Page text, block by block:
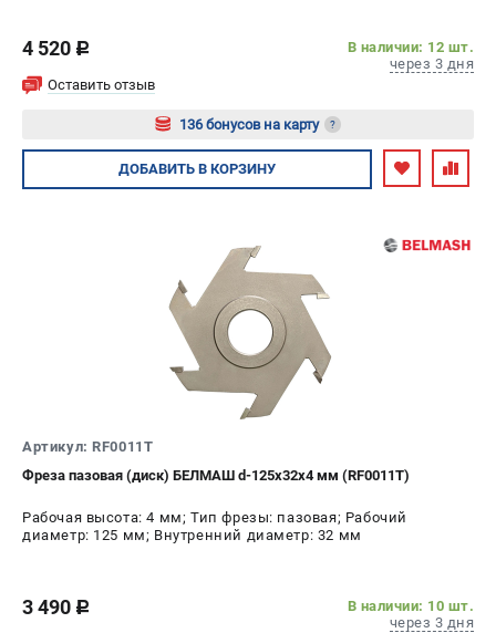
Циркулярные станки
Шлифовальные станки
ДОПОЛНИТЕЛЬНОЕ ОБОРУДОВАНИЕ
Валы строгальные
Полотна пильные по дереву
Прижимные устройства
Рольганги-роликовые опоры
Токарные "ДОПЫ"
Все о влажности древесины
Информация размещённая на сайте не является публичной
4 520 c
В наличии: 12 шт.
через 3 дня
Оставить отзыв
136 бонусов на карту ?
Авторизуйтесь
ДОБАВИТЬ В КОРЗИНУ
Артикул: RF0011T
Фреза пазовая (диск) БЕЛМАШ d-125х32х4 мм (RF0011T)
Рабочая высота: 4 мм; Тип фрезы: пазовая; Рабочий
диаметр: 125 мм; Внутренний диаметр: 32 мм
3 490 c
В наличии: 10 шт.
через 3 дня